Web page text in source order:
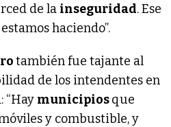
de la inseguridad. Ese
haciendo”.
también fue tajante al
de los intendentes en
“Hay municipiosque
y combustible, y